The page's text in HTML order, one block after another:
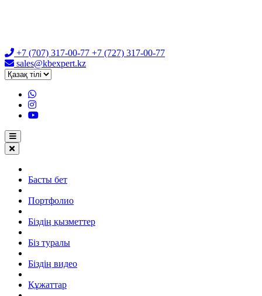
+7 (707) 317-00-77 +7 (727) 317-00-77
sales@kbexpert.kz
Басты бет
Портфолио
Біздің қызметтер
Біз туралы
Біздің видео
Құжаттар